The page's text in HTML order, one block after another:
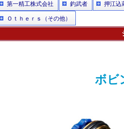
第一精工株式会社 釣武者 押江込
Ｏｔｈｅｒｓ（その他）
ボビ